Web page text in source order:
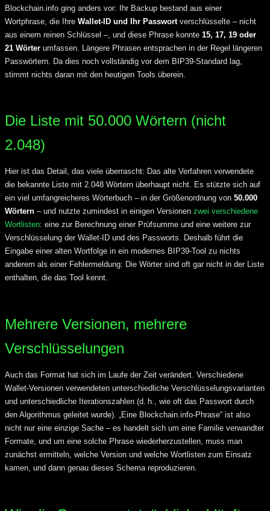
Blockchain.info ging anders vor: Ihr Backup bestand aus einer
Wortphrase, die Ihre Wallet-ID und Ihr Passwortverschlüsselte – nicht
aus einem reinen Schlüssel –, und diese Phrase konnte 15, 17, 19 oder
21 Wörter umfassen. Längere Phrasen entsprachen in der Regel längeren
Passwörtern. Da dies noch vollständig vor dem BIP39-Standard lag,
stimmt nichts daran mit den heutigen Tools überein.
Die Liste mit 50.000 Wörtern (nicht
2.048)
Hier ist das Detail, das viele überrascht: Das alte Verfahren verwendete
die bekannte Liste mit 2.048 Wörtern überhaupt nicht. Es stützte sich auf
ein viel umfangreicheres Wörterbuch – in der Größenordnung von 50.000
Wörtern – und nutzte zumindest in einigen Versionen zwei verschiedene
Wortlisten: eine zur Berechnung einer Prüfsumme und eine weitere zur
Verschlüsselung der Wallet-ID und des Passworts. Deshalb führt die
Eingabe einer alten Wortfolge in ein modernes BIP39-Tool zu nichts
anderem als einer Fehlermeldung: Die Wörter sind oft gar nicht in der Liste
enthalten, die das Tool kennt.
Mehrere Versionen, mehrere
Verschlüsselungen
Auch das Format hat sich im Laufe der Zeit verändert. Verschiedene
Wallet-Versionen verwendeten unterschiedliche Verschlüsselungsvarianten
und unterschiedliche Iterationszahlen (d. h., wie oft das Passwort durch
den Algorithmus geleitet wurde). „Eine Blockchain.info-Phrase“ ist also
nicht nur eine einzige Sache – es handelt sich um eine Familie verwandter
Formate, und um eine solche Phrase wiederherzustellen, muss man
zunächst ermitteln, welche Version und welche Wortlisten zum Einsatz
kamen, und dann genau dieses Schema reproduzieren.